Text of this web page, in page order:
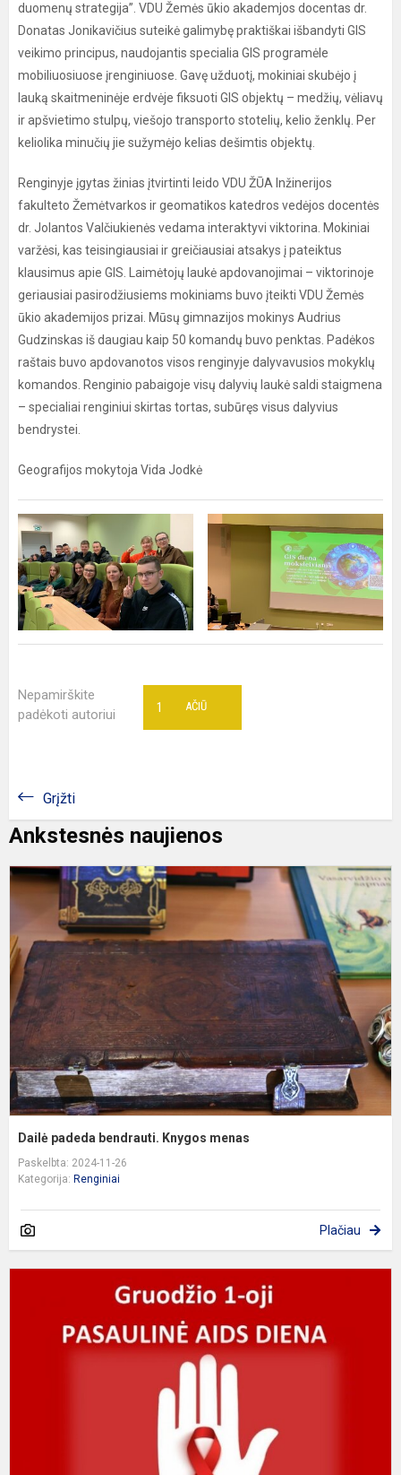
duomenų strategija”. VDU Žemės ūkio akademjos docentas dr.
Donatas Jonikavičius suteikė galimybę praktiškai išbandyti GIS
veikimo principus, naudojantis specialia GIS programėle
mobiliuosiuose įrenginiuose. Gavę užduotį, mokiniai skubėjo į
lauką skaitmeninėje erdvėje fiksuoti GIS objektų – medžių, vėliavų
ir apšvietimo stulpų, viešojo transporto stotelių, kelio ženklų. Per
keliolika minučių jie sužymėjo kelias dešimtis objektų.
Renginyje įgytas žinias įtvirtinti leido VDU ŽŪA Inžinerijos
fakulteto Žemėtvarkos ir geomatikos katedros vedėjos docentės
dr. Jolantos Valčiukienės vedama interaktyvi viktorina. Mokiniai
varžėsi, kas teisingiausiai ir greičiausiai atsakys į pateiktus
klausimus apie GIS. Laimėtojų laukė apdovanojimai – viktorinoje
geriausiai pasirodžiusiems mokiniams buvo įteikti VDU Žemės
ūkio akademijos prizai. Mūsų gimnazijos mokinys Audrius
Gudzinskas iš daugiau kaip 50 komandų buvo penktas. Padėkos
raštais buvo apdovanotos visos renginyje dalyvavusios mokyklų
komandos. Renginio pabaigoje visų dalyvių laukė saldi staigmena
– specialiai renginiui skirtas tortas, subūręs visus dalyvius
bendrystei.
Geografijos mokytoja Vida Jodkė
Nepamirškite
padėkoti autoriui
AČIŪ
1
Grįžti
Ankstesnės naujienos
Dailė padeda bendrauti. Knygos menas
Paskelbta: 2024-11-26
Kategorija: Renginiai
Plačiau